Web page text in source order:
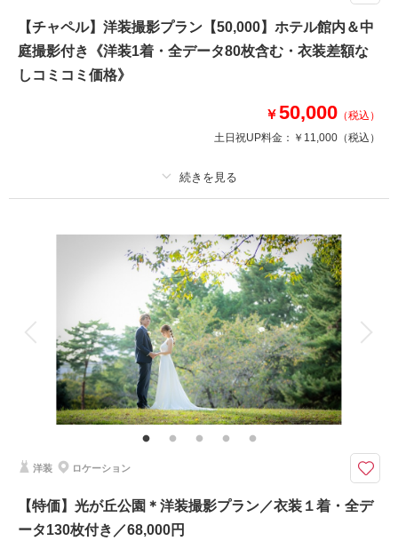
●新郎新婦和装洋装各１着
●ご新婦様の和装は白無垢・色打掛・黒引振袖より１点
●撮影場所：ホテル館内（神殿・チャペル・中庭付）
●データ120カット
【チャペル】洋装撮影プラン【50,000】ホテル館内＆中
庭撮影付き《洋装1着・全データ80枚含む・衣装差額な
しコミコミ価格》
￥50,000 （税込）
土日祝UP料金： ￥11,000 （税込）
新婦衣装1着 新郎衣装1着
ヘアメイク 小物一式
データ 80 カット 台紙付写真
衣装追加 会食 挙式
家族と撮影 家族用衣装レンタル ペットと撮影
その他含むもの
ホテル館内撮影使用料金（チャペル使用含む）
◎前撮りやフォトウェディングに！50,000円でチャペル撮影が叶います。
●撮影場所：ホテル館内（チャペル・中庭付）
●データ80カット
※チャペル・館内撮影となります
洋装 ロケーション
【特価】光が丘公園＊洋装撮影プラン／衣装１着・全デ
ータ130枚付き／68,000円